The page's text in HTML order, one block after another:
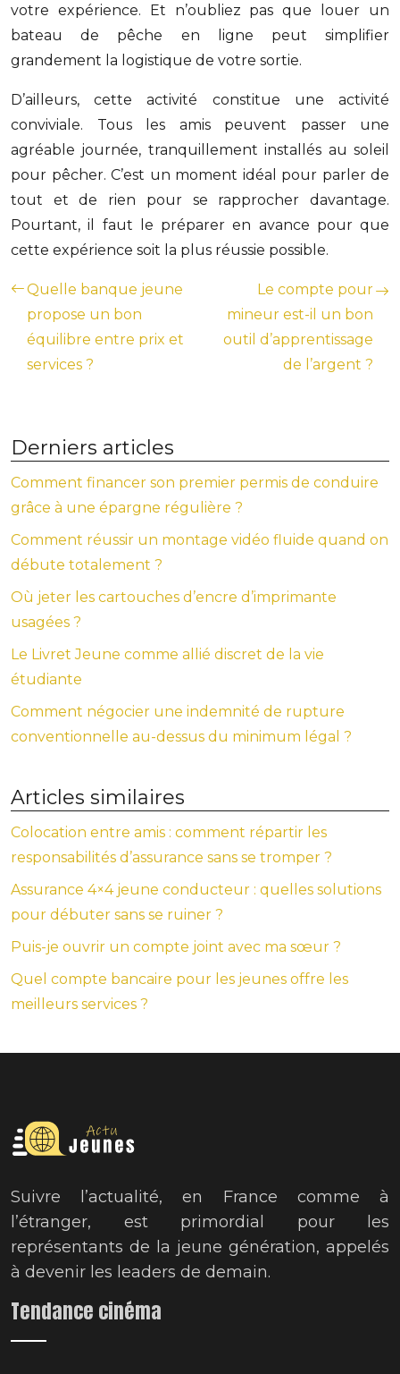
votre expérience. Et n’oubliez pas que louer un
bateau de pêche en ligne peut simplifier
grandement la logistique de votre sortie.
D’ailleurs, cette activité constitue une activité
conviviale. Tous les amis peuvent passer une
agréable journée, tranquillement installés au soleil
pour pêcher. C’est un moment idéal pour parler de
tout et de rien pour se rapprocher davantage.
Pourtant, il faut le préparer en avance pour que
cette expérience soit la plus réussie possible.
Quelle banque jeune
propose un bon
équilibre entre prix et
services ?
Le compte pour
mineur est-il un bon
outil d’apprentissage
de l’argent ?
Derniers articles
Comment financer son premier permis de conduire
grâce à une épargne régulière ?
Comment réussir un montage vidéo fluide quand on
débute totalement ?
Où jeter les cartouches d’encre d’imprimante
usagées ?
Le Livret Jeune comme allié discret de la vie
étudiante
Comment négocier une indemnité de rupture
conventionnelle au-dessus du minimum légal ?
Articles similaires
Colocation entre amis : comment répartir les
responsabilités d’assurance sans se tromper ?
Assurance 4×4 jeune conducteur : quelles solutions
pour débuter sans se ruiner ?
Puis-je ouvrir un compte joint avec ma sœur ?
Quel compte bancaire pour les jeunes offre les
meilleurs services ?
Suivre l’actualité, en France comme à
l’étranger, est primordial pour les
représentants de la jeune génération, appelés
à devenir les leaders de demain.
Tendance cinéma